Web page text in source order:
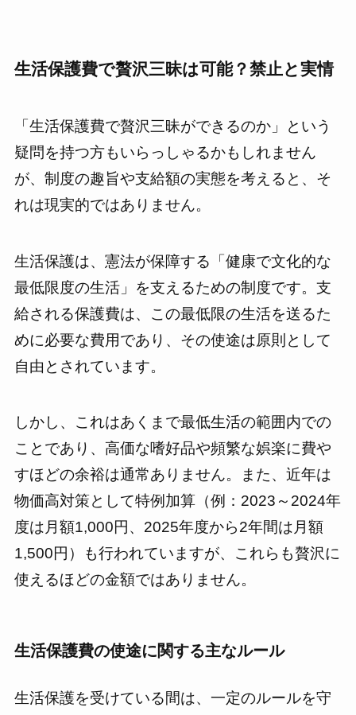
生活保護費で贅沢三昧は可能？禁止と実情
「生活保護費で贅沢三昧ができるのか」という
疑問を持つ方もいらっしゃるかもしれません
が、制度の趣旨や支給額の実態を考えると、そ
れは現実的ではありません。
生活保護は、憲法が保障する「健康で文化的な
最低限度の生活」を支えるための制度です。支
給される保護費は、この最低限の生活を送るた
めに必要な費用であり、その使途は原則として
自由とされています。
しかし、これはあくまで最低生活の範囲内での
ことであり、高価な嗜好品や頻繁な娯楽に費や
すほどの余裕は通常ありません。また、近年は
物価高対策として特例加算（例：2023～2024年
度は月額1,000円、2025年度から2年間は月額
1,500円）も行われていますが、これらも贅沢に
使えるほどの金額ではありません。
生活保護費の使途に関する主なルール
生活保護を受けている間は、一定のルールを守